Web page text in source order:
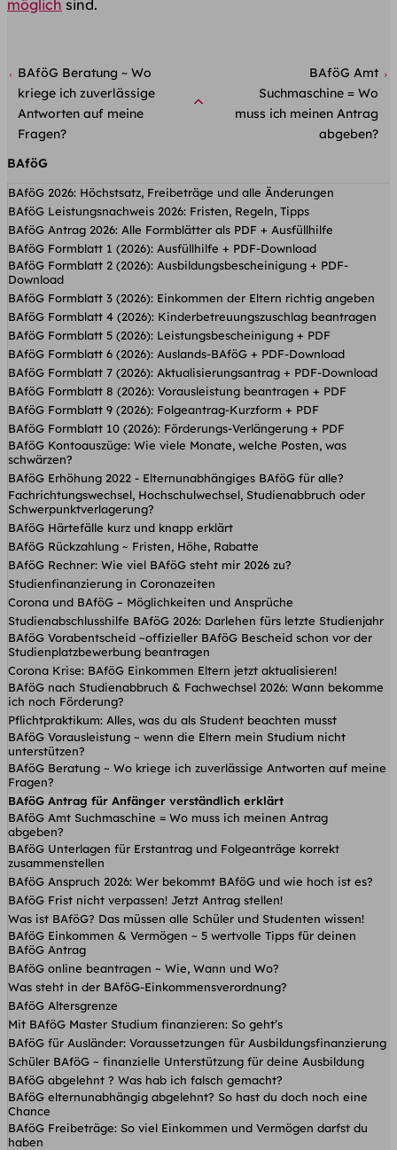
möglich sind.
BAföG Beratung ~ Wo
kriege ich zuverlässige
Antworten auf meine
Fragen?
BAföG Amt
Suchmaschine = Wo
muss ich meinen Antrag
abgeben?
BAföG
BAföG 2026: Höchstsatz, Freibeträge und alle Änderungen
BAföG Leistungsnachweis 2026: Fristen, Regeln, Tipps
BAföG Antrag 2026: Alle Formblätter als PDF + Ausfüllhilfe
BAföG Formblatt 1 (2026): Ausfüllhilfe + PDF-Download
BAföG Formblatt 2 (2026): Ausbildungsbescheinigung + PDF-
Download
BAföG Formblatt 3 (2026): Einkommen der Eltern richtig angeben
BAföG Formblatt 4 (2026): Kinderbetreuungs­zuschlag beantragen
BAföG Formblatt 5 (2026): Leistungsbescheinigung + PDF
BAföG Formblatt 6 (2026): Auslands-BAföG + PDF-Download
BAföG Formblatt 7 (2026): Aktualisierungsantrag + PDF-Download
BAföG Formblatt 8 (2026): Vorausleistung beantragen + PDF
BAföG Formblatt 9 (2026): Folgeantrag-Kurzform + PDF
BAföG Formblatt 10 (2026): Förderungs-Verlängerung + PDF
BAföG Kontoauszüge: Wie viele Monate, welche Posten, was
schwärzen?
BAföG Erhöhung 2022 - Elternunabhängiges BAföG für alle?
Fachrichtungswechsel, Hochschulwechsel, Studienabbruch oder
Schwerpunktverlagerung?
BAföG Härtefälle kurz und knapp erklärt
BAföG Rückzahlung ~ Fristen, Höhe, Rabatte
BAföG Rechner: Wie viel BAföG steht mir 2026 zu?
Studienfinanzierung in Coronazeiten
Corona und BAföG – Möglichkeiten und Ansprüche
Studienabschlusshilfe BAföG 2026: Darlehen fürs letzte Studienjahr
BAföG Vorabentscheid ~offizieller BAföG Bescheid schon vor der
Studienplatzbewerbung beantragen
Corona Krise: BAföG Einkommen Eltern jetzt aktualisieren!
BAföG nach Studienabbruch & Fachwechsel 2026: Wann bekomme
ich noch Förderung?
Pflichtpraktikum: Alles, was du als Student beachten musst
BAföG Vorausleistung ~ wenn die Eltern mein Studium nicht
unterstützen?
BAföG Beratung ~ Wo kriege ich zuverlässige Antworten auf meine
Fragen?
BAföG Antrag für Anfänger verständlich erklärt
BAföG Amt Suchmaschine = Wo muss ich meinen Antrag
abgeben?
BAföG Unterlagen für Erstantrag und Folgeanträge korrekt
zusammenstellen
BAföG Anspruch 2026: Wer bekommt BAföG und wie hoch ist es?
BAföG Frist nicht verpassen! Jetzt Antrag stellen!
Was ist BAföG? Das müssen alle Schüler und Studenten wissen!
BAföG Einkommen & Vermögen ~ 5 wertvolle Tipps für deinen
BAföG Antrag
BAföG online beantragen ~ Wie, Wann und Wo?
Was steht in der BAföG-Einkommensverordnung?
BAföG Altersgrenze
Mit BAföG Master Studium finanzieren: So geht’s
BAföG für Ausländer: Voraussetzungen für Ausbildungsfinanzierung
Schüler BAföG ~ finanzielle Unterstützung für deine Ausbildung
BAföG abgelehnt ? Was hab ich falsch gemacht?
BAföG elternunabhängig abgelehnt? So hast du doch noch eine
Chance
BAföG Freibeträge: So viel Einkommen und Vermögen darfst du
haben